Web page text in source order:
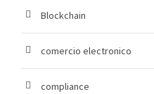
Blockchain
comercio electronico
compliance